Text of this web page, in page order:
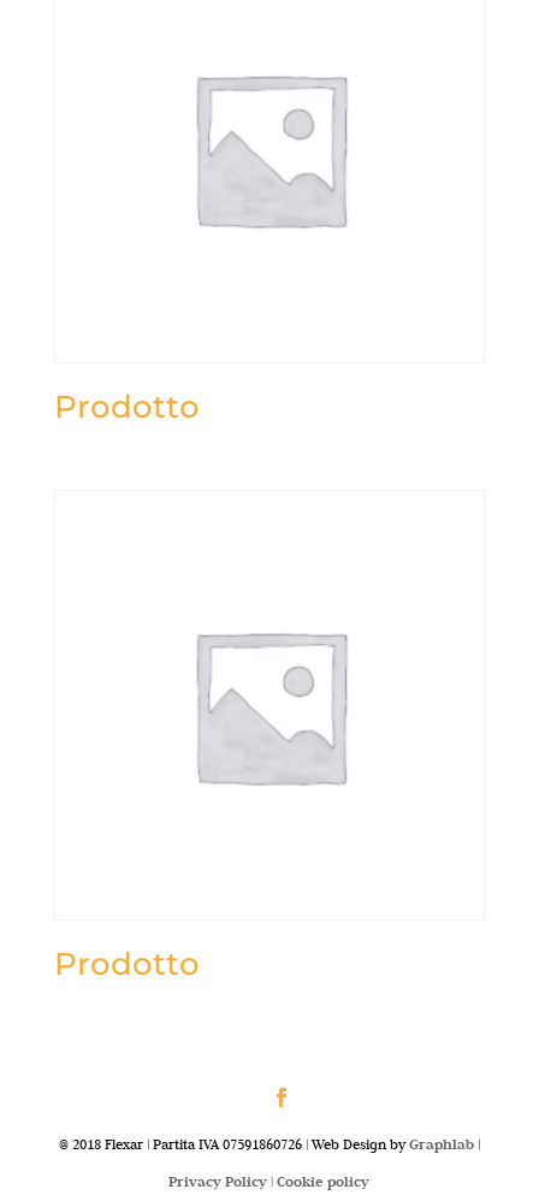
Prodotto
Prodotto
@ 2018 Flexar | Partita IVA 07591860726 | Web Design byGraphlab|
Privacy Policy |Cookie policy